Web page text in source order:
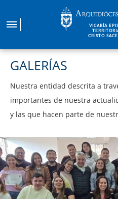
contenido
VICARÍA
CRISTO
GALERÍAS
Nuestra entidad descrita a
importantes de nuestra
y las que hacen parte de